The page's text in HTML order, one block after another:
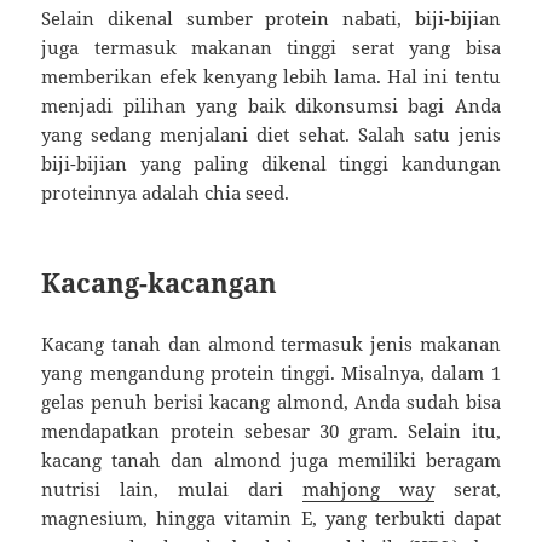
Selain dikenal sumber protein nabati, biji-bijian
juga termasuk makanan tinggi serat yang bisa
memberikan efek kenyang lebih lama. Hal ini tentu
menjadi pilihan yang baik dikonsumsi bagi Anda
yang sedang menjalani diet sehat. Salah satu jenis
biji-bijian yang paling dikenal tinggi kandungan
proteinnya adalah chia seed.
Kacang-kacangan
Kacang tanah dan almond termasuk jenis makanan
yang mengandung protein tinggi. Misalnya, dalam 1
gelas penuh berisi kacang almond, Anda sudah bisa
mendapatkan protein sebesar 30 gram. Selain itu,
kacang tanah dan almond juga memiliki beragam
nutrisi lain, mulai dari mahjong wayserat,
magnesium, hingga vitamin E, yang terbukti dapat